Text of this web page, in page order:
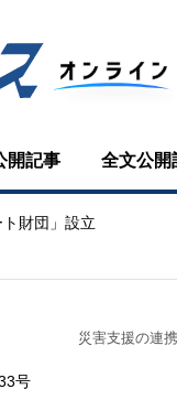
開記事 全文公開
財団」設立
災害支援の連
号